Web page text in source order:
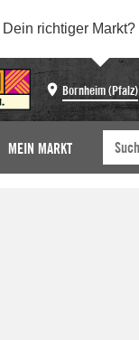
Dein richtiger Markt?
Bornheim (Pfalz)
MEIN MARKT